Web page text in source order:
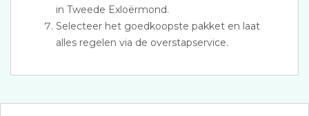
in Tweede Exloërmond.
Selecteer het goedkoopste pakket en laat
alles regelen via de overstapservice.